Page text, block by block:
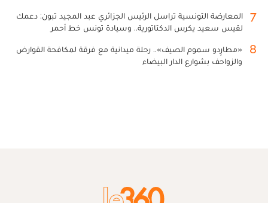
7
المعارضة التونسية تراسل الرئيس الجزائري عبد المجيد تبون: دعمك
لقيس سعيد يكرس الدكتاتورية.. وسيادة تونس خط أحمر
8
«مطارِدو سموم الصيف».. رحلة ميدانية مع فرقة لمكافحة القوارض
والزواحف بشوارع الدار البيضاء